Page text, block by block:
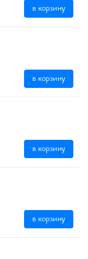
в корзину
в корзину
в корзину
в корзину